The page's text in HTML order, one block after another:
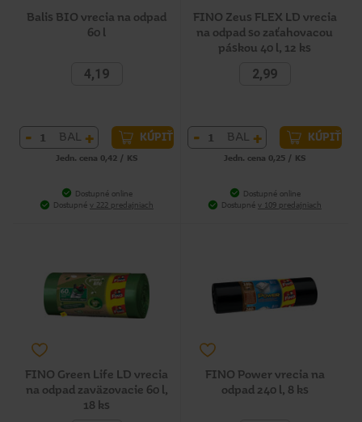
Balis BIO vrecia na odpad
60 l
4,19
- BAL + KÚPIŤ
Jedn. cena 0,42 / KS
Dostupné online
Dostupné v 222 predajniach
FINO Zeus FLEX LD vrecia
na odpad so zaťahovacou
páskou 40 l, 12 ks
2,99
- BAL + KÚPIŤ
Jedn. cena 0,25 / KS
Dostupné online
Dostupné v 109 predajniach
FINO Green Life LD vrecia
na odpad zaväzovacie 60 l,
18 ks
FINO Power vrecia na
odpad 240 l, 8 ks